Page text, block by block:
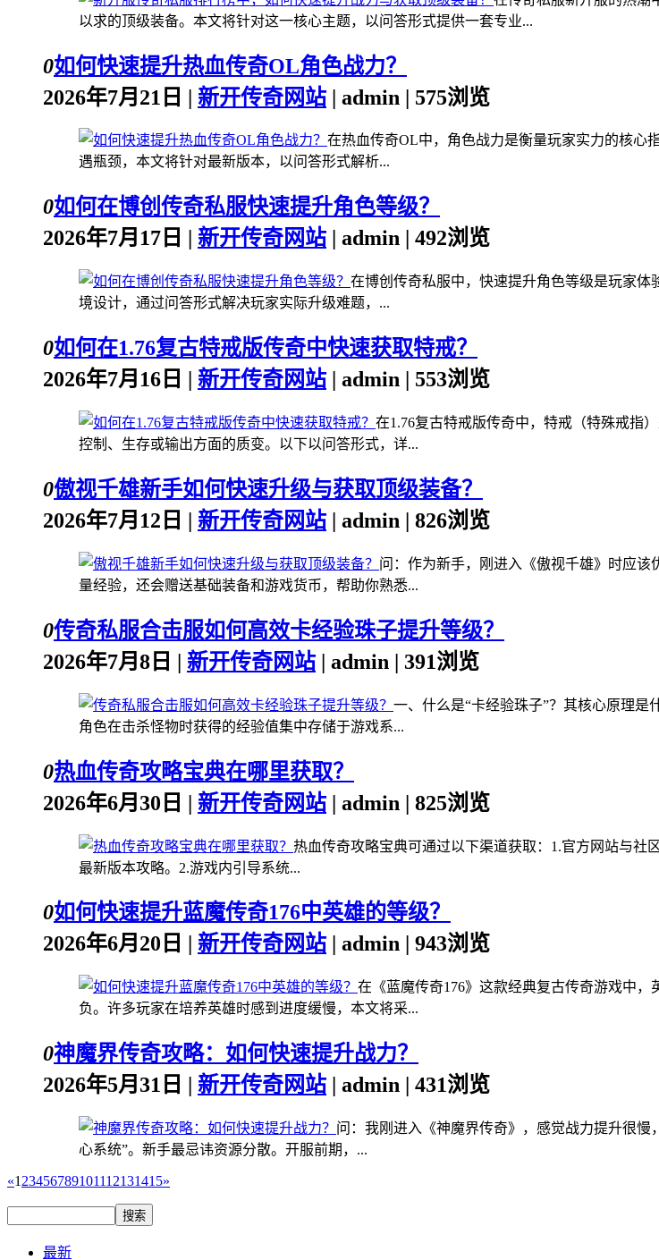
以求的顶级装备。本文将针对这一核心主题，以问答形式提供一套专业...
0如何快速提升热血传奇OL角色战力？
2026年7月21日 | 新开传奇网站 | admin | 575浏览
在热血传奇OL中，角色战力是衡量玩家实力的核心
遇瓶颈，本文将针对最新版本，以问答形式解析...
0如何在博创传奇私服快速提升角色等级？
2026年7月17日 | 新开传奇网站 | admin | 492浏览
在博创传奇私服中，快速提升角色等级是玩家
境设计，通过问答形式解决玩家实际升级难题，...
0如何在1.76复古特戒版传奇中快速获取特戒？
2026年7月16日 | 新开传奇网站 | admin | 553浏览
在1.76复古特戒版传奇中，特戒（特殊戒指
控制、生存或输出方面的质变。以下以问答形式，详...
0傲视千雄新手如何快速升级与获取顶级装备？
2026年7月12日 | 新开传奇网站 | admin | 826浏览
问：作为新手，刚进入《傲视千雄》时应
量经验，还会赠送基础装备和游戏货币，帮助你熟悉...
0传奇私服合击服如何高效卡经验珠子提升等级？
2026年7月8日 | 新开传奇网站 | admin | 391浏览
一、什么是“卡经验珠子”？其核心原理是
角色在击杀怪物时获得的经验值集中存储于游戏系...
0热血传奇攻略宝典在哪里获取？
2026年6月30日 | 新开传奇网站 | admin | 825浏览
热血传奇攻略宝典可通过以下渠道获取：1.官方网站与社
最新版本攻略。2.游戏内引导系统...
0如何快速提升蓝魔传奇176中英雄的等级？
2026年6月20日 | 新开传奇网站 | admin | 943浏览
在《蓝魔传奇176》这款经典复古传奇游戏中
负。许多玩家在培养英雄时感到进度缓慢，本文将采...
0神魔界传奇攻略：如何快速提升战力？
2026年5月31日 | 新开传奇网站 | admin | 431浏览
问：我刚进入《神魔界传奇》，感觉战力提升很
心系统”。新手最忌讳资源分散。开服前期，...
«1 23456789101112131415»
最新